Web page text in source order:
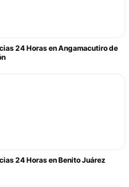
24 Horas en Angamacutiro de
24 Horas en Benito Juárez